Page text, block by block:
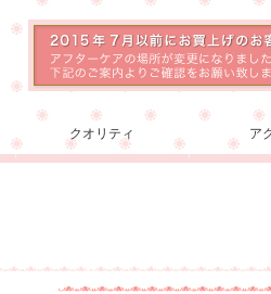
クオリティ ア